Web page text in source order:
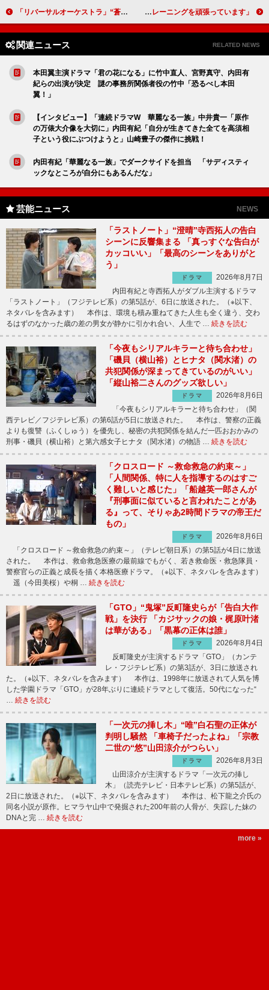
「リバーサルオーケストラ」“蒼”坂東龍汰が“初音”門脇麦に告白 「『ご検討いただけましたら』『承知いたしました』の告白、めっちゃよかった」 赤楚衛二、４月金曜ドラマ「ペンディングトレイン」に出演 初の消防士役に向けて「トレーニングを頑張っています」
関連ニュース RELATED NEWS
本田翼主演ドラマ「君の花になる」に竹中直人、宮野真守、内田有
紀らの出演が決定 謎の事務所関係者役の竹中「恐るべし本田
翼！」
【インタビュー】「連続ドラマW 華麗なる一族」中井貴一「原作
の万俵大介像を大切に」内田有紀「自分が生きてきた全てを高須相
子という役にぶつけようと」山崎豊子の傑作に挑戦！
内田有紀「華麗なる一族」でダークサイドを担当 「サディスティ
ックなところが自分にもあるんだな」
芸能ニュース NEWS
「ラストノート」“澄晴”寺西拓人の告白
シーンに反響集まる 「真っすぐな告白が
カッコいい」「最高のシーンをありがと
う」
ドラマ
2026年8月7日
内田有紀と寺西拓人がダブル主演するドラマ
「ラストノート」（フジテレビ系）の第5話が、6日に放送された。（※以下、
ネタバレを含みます） 本作は、環境も積み重ねてきた人生も全く違う、交わ
るはずのなかった歳の差の男女が静かに引かれ合い、人生で … 続きを読む
「今夜もシリアルキラーと待ち合わせ」
「磯貝（横山裕）とヒナタ（関水渚）の
共犯関係が深まってきているのがいい」
「縦山裕二さんのグッズ欲しい」
ドラマ
2026年8月6日
「今夜もシリアルキラーと待ち合わせ」（関
西テレビ／フジテレビ系）の第6話が5日に放送された。 本作は、警察の正義
よりも復讐（ふくしゅう）を優先し、秘密の共犯関係を結んだ一匹おおかみの
刑事・磯貝（横山裕）と第六感女子ヒナタ（関水渚）の物語 … 続きを読む
「クロスロード ～救命救急の約束～」
「人間関係、特に人を指導するのはすご
く難しいと感じた」「船越英一郎さんが
『刑事面に似ていると言われたことがあ
る』って、そりゃあ2時間ドラマの帝王だ
もの」
ドラマ
2026年8月6日
「クロスロード ～救命救急の約束～」（テレビ朝日系）の第5話が4日に放送
された。 本作は、救命救急医療の最前線でもがく、若き救命医・救急隊員・
警察官らの正義と成長を描く本格医療ドラマ。（※以下、ネタバレを含みます）
遥（今田美桜）や桐 … 続きを読む
「GTO」“鬼塚”反町隆史らが「告白大作
戦」を決行 「カジサックの娘・梶原叶渚
は華がある」「黒幕の正体は誰」
ドラマ
2026年8月4日
反町隆史が主演するドラマ「GTO」（カンテ
レ・フジテレビ系）の第3話が、3日に放送され
た。（※以下、ネタバレを含みます） 本作は、1998年に放送されて人気を博
した学園ドラマ「GTO」が28年ぶりに連続ドラマとして復活。50代になった“
… 続きを読む
「一次元の挿し木」“唯”白石聖の正体が
判明し騒然 「車椅子だったよね」「宗教
二世の“悠”山田涼介がつらい」
ドラマ
2026年8月3日
山田涼介が主演するドラマ「一次元の挿し
木」（読売テレビ・日本テレビ系）の第5話が、
2日に放送された。（※以下、ネタバレを含みます） 本作は、松下龍之介氏の
同名小説が原作。ヒマラヤ山中で発掘された200年前の人骨が、失踪した妹の
DNAと完 … 続きを読む
more »